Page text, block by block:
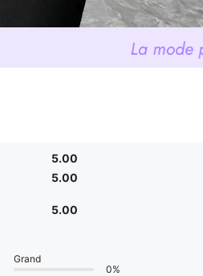
5.00
5.00
5.00
Grand
0%